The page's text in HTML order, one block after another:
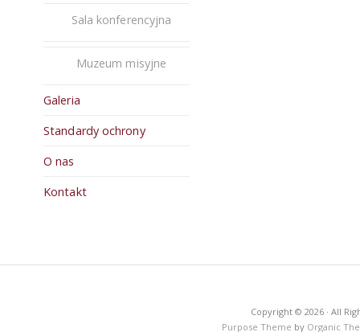
Sala konferencyjna
Muzeum misyjne
Galeria
Standardy ochrony
O nas
Kontakt
Copyright © 2026 · All
Purpose Theme by Organic